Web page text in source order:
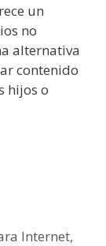
un
no
alternativa
contenido
hijos o
Internet,